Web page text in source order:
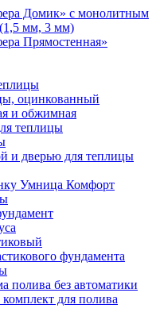
Домик» с монолитным
мм, 3 мм)
Прямостенная»
оцинкованный
и обжимная
теплицы
и дверью для теплицы
Умница Комфорт
фундамента
полива без автоматики
для полива